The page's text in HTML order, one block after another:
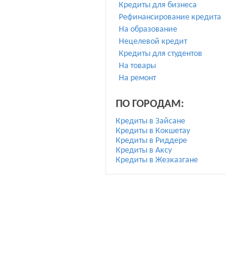
Кредиты для бизнеса
Рефинансирование кредита
На образование
Нецелевой кредит
Кредиты для студентов
На товары
На ремонт
ПО ГОРОДАМ:
Кредиты в Зайсане
Кредиты в Кокшетау
Кредиты в Риддере
Кредиты в Аксу
Кредиты в Жезказгане